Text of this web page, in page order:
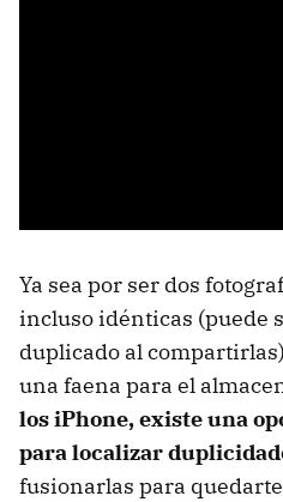
Ya sea por ser dos
incluso idénticas (puede
duplicado al
una faena para el
los iPhone, existe una
para localizar
fusionarlas para